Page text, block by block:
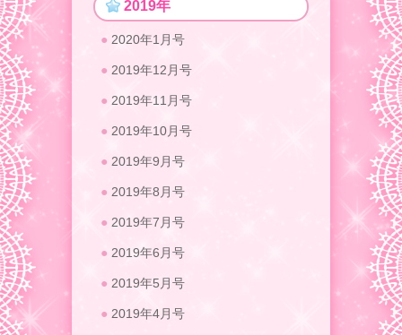
2019年
2020年1月号
2019年12月号
2019年11月号
2019年10月号
2019年9月号
2019年8月号
2019年7月号
2019年6月号
2019年5月号
2019年4月号